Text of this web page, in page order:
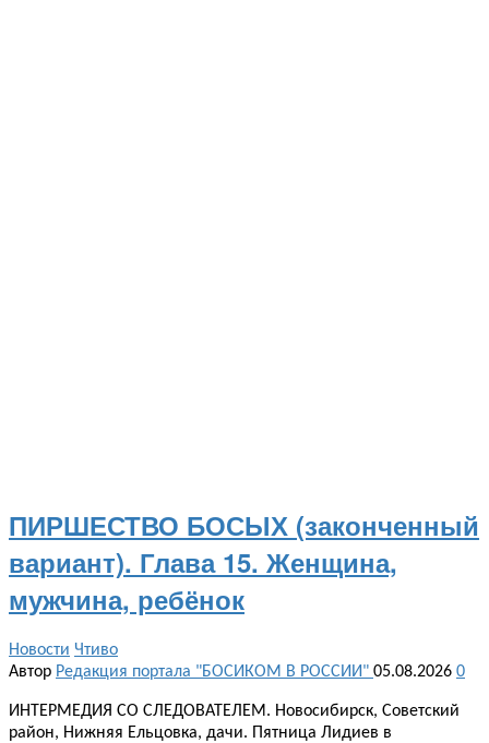
ПИРШЕСТВО БОСЫХ (законченный
вариант). Глава 15. Женщина,
мужчина, ребёнок
Новости Чтиво
Автор Редакция портала "БОСИКОМ В РОССИИ" 05.08.2026 0
ИНТЕРМЕДИЯ СО СЛЕДОВАТЕЛЕМ. Новосибирск, Советский
район, Нижняя Ельцовка, дачи. Пятница Лидиев в